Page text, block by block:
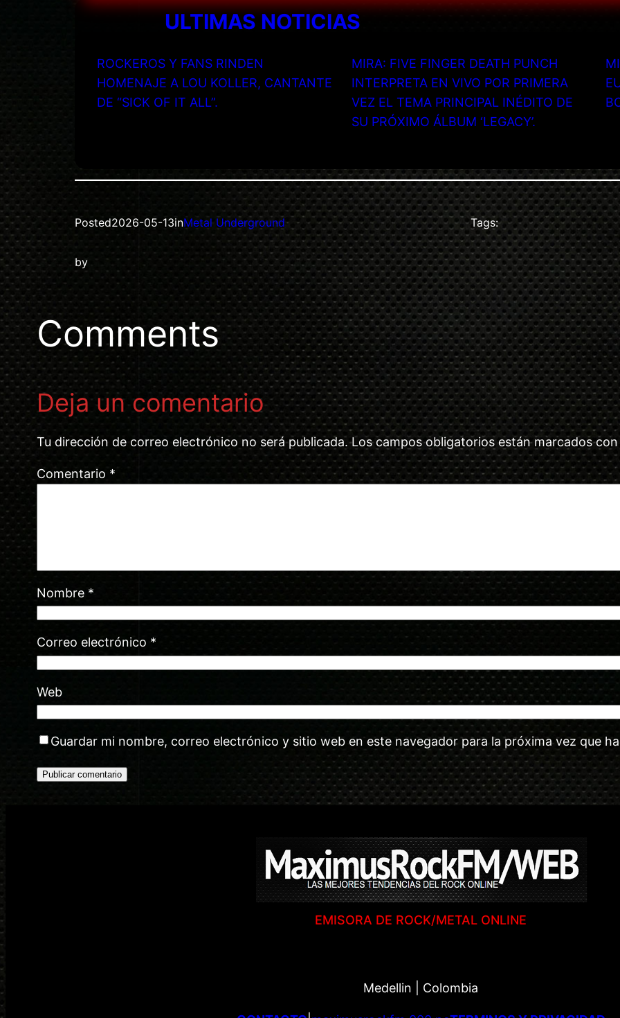
ULTIMAS NOTICIAS
ROCKEROS Y FANS RINDEN
HOMENAJE A LOU KOLLER, CANTANTE
DE “SICK OF IT ALL”.
MIRA: FIVE FINGER DEATH PUNCH
INTERPRETA EN VIVO POR PRIMERA
VEZ EL TEMA PRINCIPAL INÉDITO DE
SU PRÓXIMO ÁLBUM ‘LEGACY’.
Posted2026-05-13inMetal Underground
by
Tags:
Comments
Deja un comentario
Tu dirección de correo electrónico no será publicada. Los campos obligatorios están marcados
Comentario *
Nombre *
Correo electrónico *
Web
Guardar mi nombre, correo electrónico y sitio web en este navegador para la próxima vez que
EMISORA DE ROCK/METAL ONLINE
Medellin | Colombia